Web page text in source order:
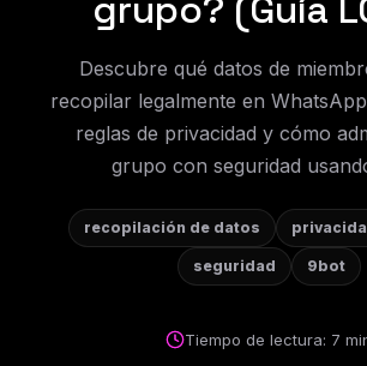
grupo? (Guía
Descubre qué datos de
recopilar legalmente en
reglas de privacidad y cómo
grupo con seguridad
recopilación de datos
seguridad 9bot
Tiempo de lectura: 7
Español